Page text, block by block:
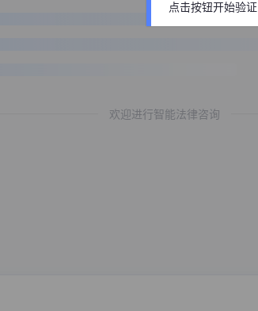
欢迎进行智能法律咨询
点击按钮开始验证